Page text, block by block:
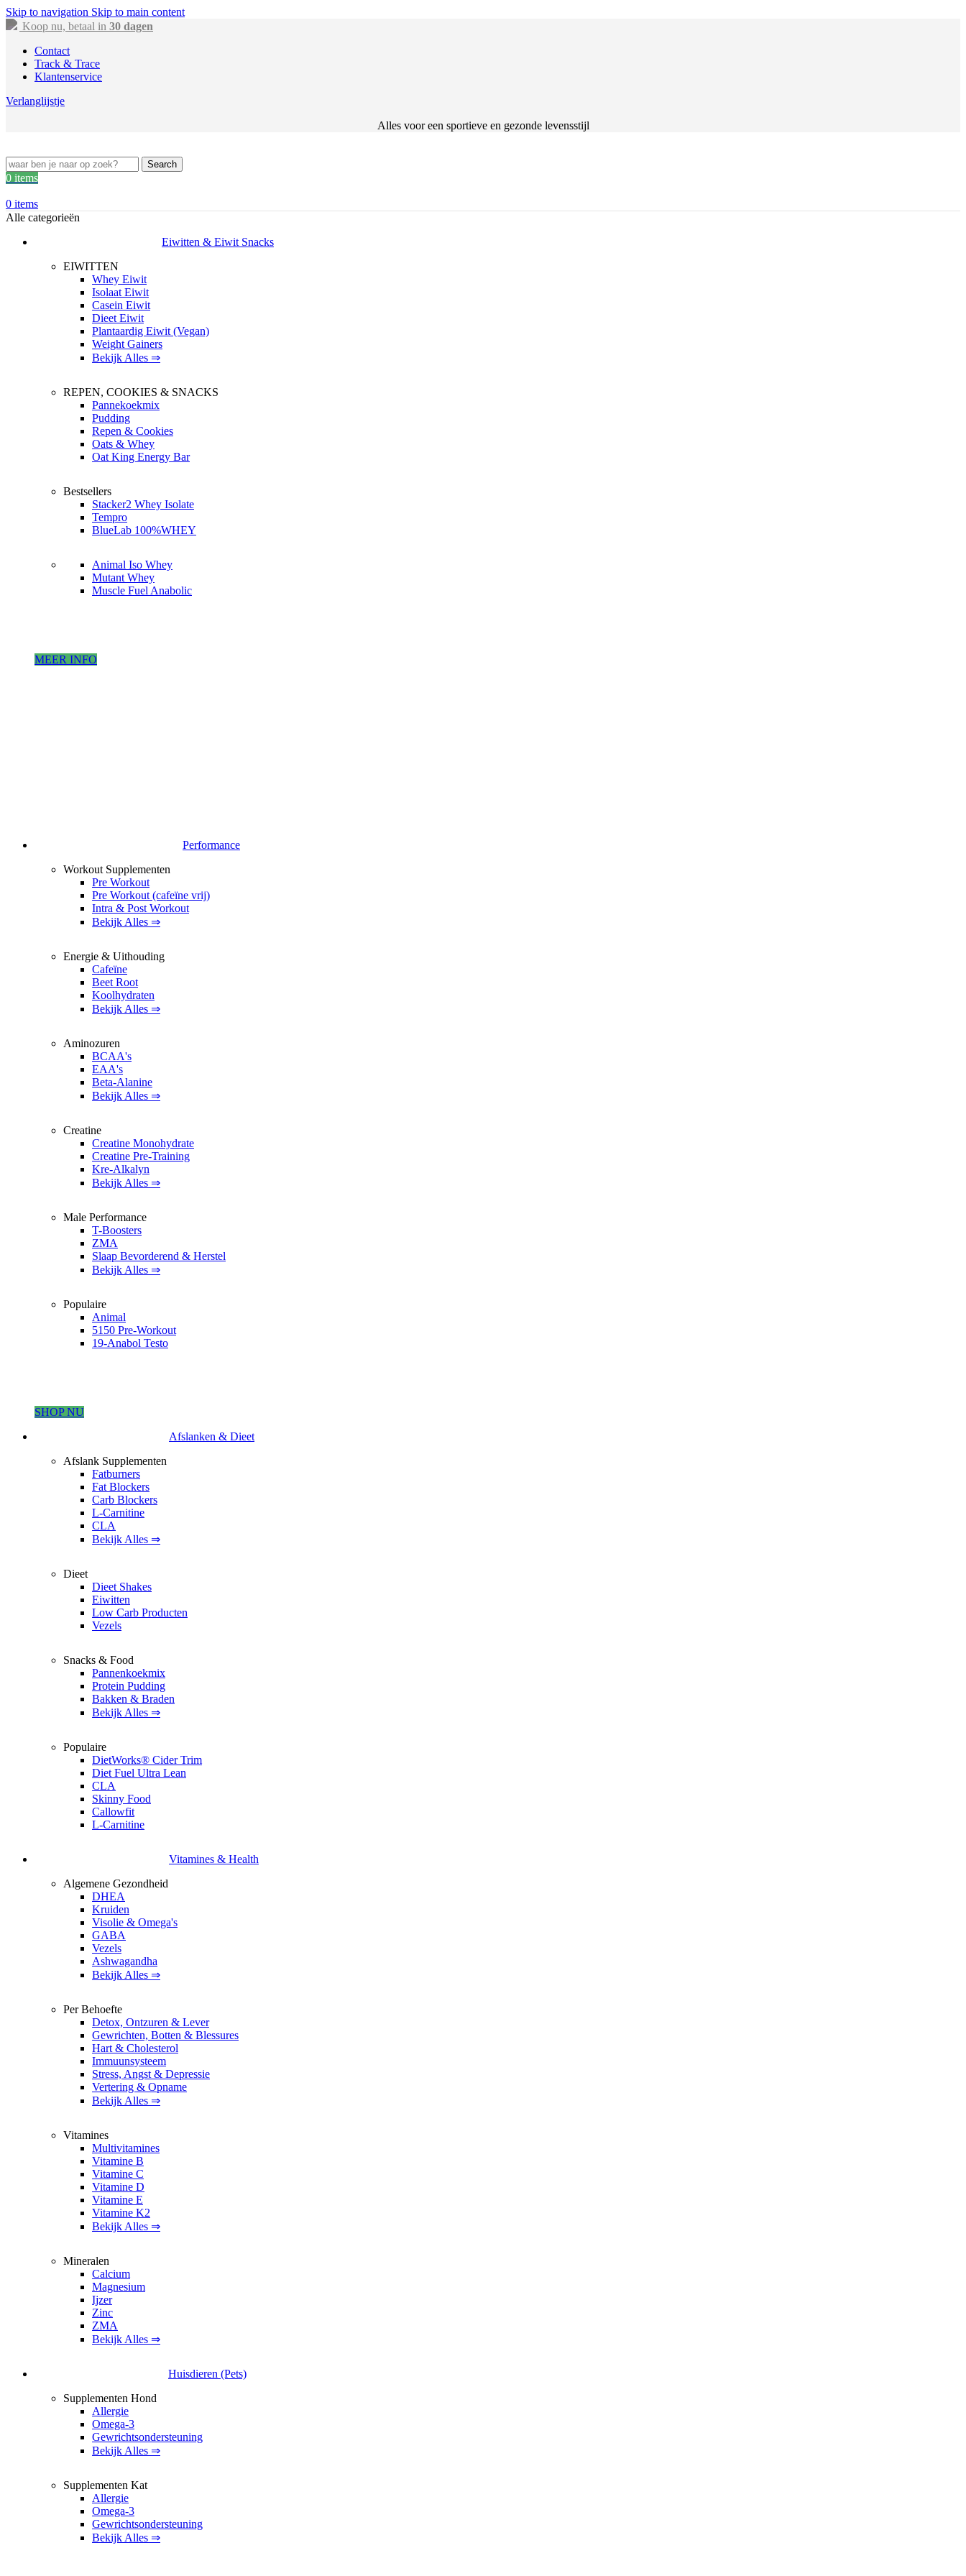
Skip to navigation Skip to main content
Koop nu, betaal in 30 dagen
Contact
Track & Trace
Klantenservice
Verlanglijstje
Alles voor een sportieve en gezonde levensstijl
Search
0 items
0 items
Alle categorieën
Eiwitten & Eiwit Snacks
EIWITTEN
Whey Eiwit
Isolaat Eiwit
Casein Eiwit
Dieet Eiwit
Plantaardig Eiwit (Vegan)
Weight Gainers
Bekijk Alles ⇒
REPEN, COOKIES & SNACKS
Pannekoekmix
Pudding
Repen & Cookies
Oats & Whey
Oat King Energy Bar
Bestsellers
Stacker2 Whey Isolate
Tempro
BlueLab 100%WHEY
Animal Iso Whey
Mutant Whey
Muscle Fuel Anabolic
MEER INFO
Performance
Workout Supplementen
Pre Workout
Pre Workout (cafeïne vrij)
Intra & Post Workout
Bekijk Alles ⇒
Energie & Uithouding
Cafeïne
Beet Root
Koolhydraten
Bekijk Alles ⇒
Aminozuren
BCAA's
EAA's
Beta-Alanine
Bekijk Alles ⇒
Creatine
Creatine Monohydrate
Creatine Pre-Training
Kre-Alkalyn
Bekijk Alles ⇒
Male Performance
T-Boosters
ZMA
Slaap Bevorderend & Herstel
Bekijk Alles ⇒
Populaire
Animal
5150 Pre-Workout
19-Anabol Testo
SHOP NU
Afslanken & Dieet
Afslank Supplementen
Fatburners
Fat Blockers
Carb Blockers
L-Carnitine
CLA
Bekijk Alles ⇒
Dieet
Dieet Shakes
Eiwitten
Low Carb Producten
Vezels
Snacks & Food
Pannenkoekmix
Protein Pudding
Bakken & Braden
Bekijk Alles ⇒
Populaire
DietWorks® Cider Trim
Diet Fuel Ultra Lean
CLA
Skinny Food
Callowfit
L-Carnitine
Vitamines & Health
Algemene Gezondheid
DHEA
Kruiden
Visolie & Omega's
GABA
Vezels
Ashwagandha
Bekijk Alles ⇒
Per Behoefte
Detox, Ontzuren & Lever
Gewrichten, Botten & Blessures
Hart & Cholesterol
Immuunsysteem
Stress, Angst & Depressie
Vertering & Opname
Bekijk Alles ⇒
Vitamines
Multivitamines
Vitamine B
Vitamine C
Vitamine D
Vitamine E
Vitamine K2
Bekijk Alles ⇒
Mineralen
Calcium
Magnesium
Ijzer
Zinc
ZMA
Bekijk Alles ⇒
Huisdieren (Pets)
Supplementen Hond
Allergie
Omega-3
Gewrichtsondersteuning
Bekijk Alles ⇒
Supplementen Kat
Allergie
Omega-3
Gewrichtsondersteuning
Bekijk Alles ⇒